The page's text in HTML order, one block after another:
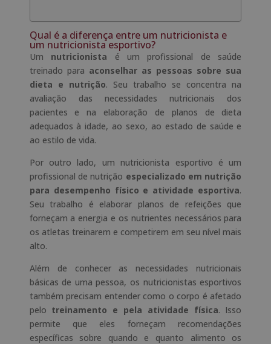
Qual é a diferença entre um nutricionista e
um nutricionista esportivo?
Um nutricionista é um profissional de saúde
treinado para aconselhar as pessoas sobre sua
dieta e nutrição. Seu trabalho se concentra na
avaliação das necessidades nutricionais dos
pacientes e na elaboração de planos de dieta
adequados à idade, ao sexo, ao estado de saúde e
ao estilo de vida.
Por outro lado, um nutricionista esportivo é um
profissional de nutrição especializado em nutrição
para desempenho físico e atividade esportiva.
Seu trabalho é elaborar planos de refeições que
forneçam a energia e os nutrientes necessários para
os atletas treinarem e competirem em seu nível mais
alto.
Além de conhecer as necessidades nutricionais
básicas de uma pessoa, os nutricionistas esportivos
também precisam entender como o corpo é afetado
pelo treinamento e pela atividade física. Isso
permite que eles forneçam recomendações
específicas sobre quando e quanto alimento os